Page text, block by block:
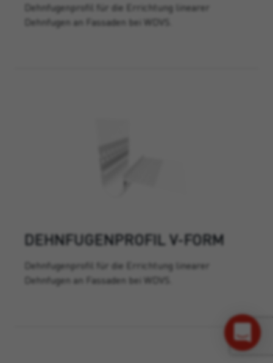
Dehnfugenprofil für die Errichtung linearer
Dehnfugen an Fassaden bei WDVS.
DEHNFUGENPROFIL V-FORM
Dehnfugenprofil für die Errichtung linearer
Dehnfugen an Fassaden bei WDVS.